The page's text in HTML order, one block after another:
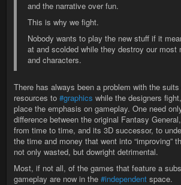
and the narrative over fun.
This is why we fight.
Nobody wants to play the new stuff if it
at and scolded while they destroy our most
and characters.
There has always been a problem with the
resources to #graphics while the designers
place the emphasis on gameplay. One need
difference between the original Fantasy
from time to time, and its 3D successor, to
the time and money that went into “improving”
not only wasted, but dowright detrimental.
Most, if not all, of the games that feature a
gameplay are now in the #independent space.